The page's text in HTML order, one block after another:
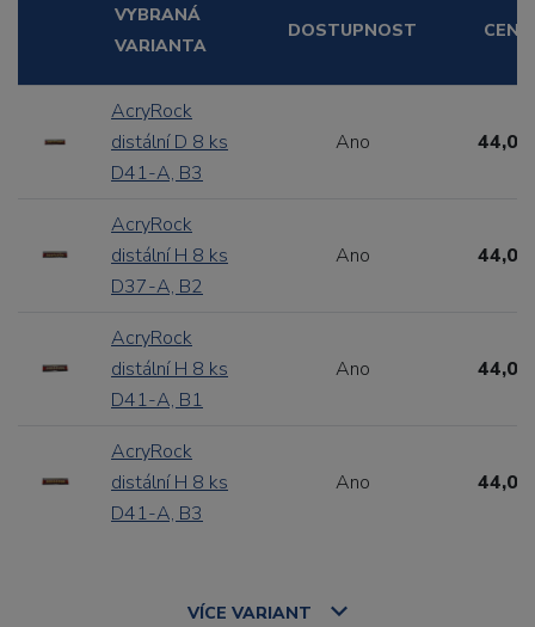
VYBRANÁ
VARIANTA
DOSTUPNOST CENA
AcryRock
distální D 8 ks
D41-A, B3
Ano 44,00
AcryRock
distální H 8 ks
D37-A, B2
Ano 44,00
AcryRock
distální H 8 ks
D41-A, B1
Ano 44,00
AcryRock
distální H 8 ks
D41-A, B3
Ano 44,00
VÍCE VARIANT